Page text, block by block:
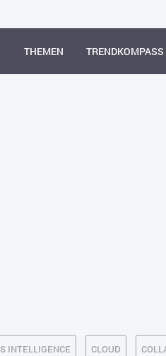
THEMEN TRENDKOMPASS
INTELLIGENCE CLOUD